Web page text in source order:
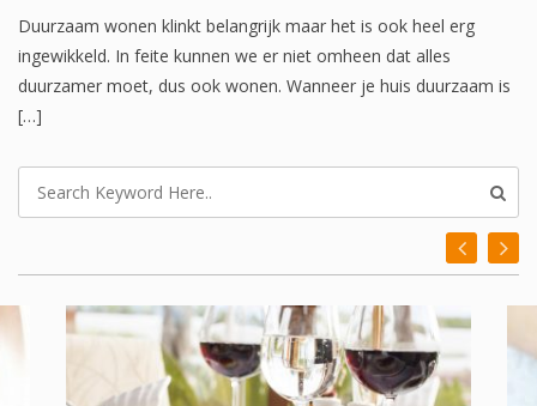
Duurzaam wonen klinkt belangrijk maar het is ook heel erg
ingewikkeld. In feite kunnen we er niet omheen dat alles
duurzamer moet, dus ook wonen. Wanneer je huis duurzaam is
[…]